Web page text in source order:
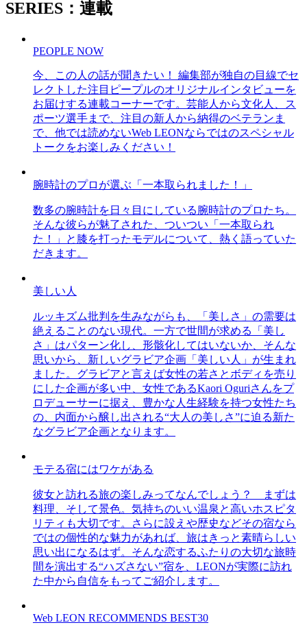
SERIES：連載
PEOPLE NOW
今、この人の話が聞きたい！ 編集部が独自の目線でセ
レクトした注目ピープルのオリジナルインタビューを
お届けする連載コーナーです。芸能人から文化人、ス
ポーツ選手まで、注目の新人から納得のベテランま
で、他では読めないWeb LEONならではのスペシャル
トークをお楽しみください！
腕時計のプロが選ぶ「一本取られました！」
数多の腕時計を日々目にしている腕時計のプロたち。
そんな彼らが魅了された、ついつい「一本取られ
た！」と膝を打ったモデルについて、熱く語っていた
だきます。
美しい人
ルッキズム批判を生みながらも、「美しさ」の需要は
絶えることのない現代。一方で世間が求める「美し
さ」はパターン化し、形骸化してはいないか、そんな
思いから、新しいグラビア企画「美しい人」が生まれ
ました。グラビアと言えば女性の若さとボディを売り
にした企画が多い中、女性であるKaori Oguriさんをプ
ロデューサーに据え、豊かな人生経験を持つ女性たち
の、内面から醸し出される“大人の美しさ”に迫る新た
なグラビア企画となります。
モテる宿にはワケがある
彼女と訪れる旅の楽しみってなんでしょう？ まずは
料理、そして景色。気持ちのいい温泉と高いホスピタ
リティも大切です。さらに設えや歴史などその宿なら
ではの個性的な魅力があれば、旅はきっと素晴らしい
思い出になるはず。そんな恋するふたりの大切な旅時
間を演出する“ハズさない”宿を、LEONが実際に訪れ
た中から自信をもってご紹介します。
Web LEON RECOMMENDS BEST30